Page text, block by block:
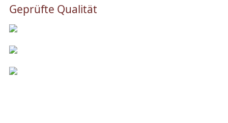
Geprüfte Qualität